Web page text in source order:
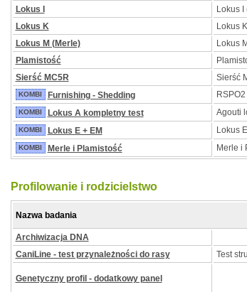
Lokus I
Lokus
Lokus K
Lokus K
Lokus M (Merle)
Lokus
Plamistość
Sierść MC5R
Sierść
KOMBI Furnishing - Shedding
KOMBI Lokus A kompletny test Agouti
KOMBI Lokus E + EM Lokus
KOMBI Merle i Plamistość Merle i
Profilowanie i rodzicielstwo
Nazwa badania
Archiwizacja DNA
CaniLine - test przynależności do rasy
Test
Genetyczny profil - dodatkowy panel